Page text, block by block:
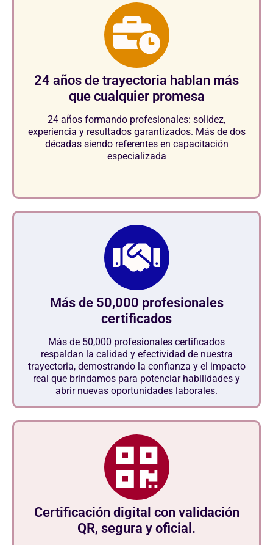
24 años de trayectoria hablan más
que cualquier promesa
24 años formando profesionales: solidez,
experiencia y resultados garantizados. Más de dos
décadas siendo referentes en capacitación
especializada
Más de 50,000 profesionales
certificados
Más de 50,000 profesionales certificados
respaldan la calidad y efectividad de nuestra
trayectoria, demostrando la confianza y el impacto
real que brindamos para potenciar habilidades y
abrir nuevas oportunidades laborales.
Certificación digital con validación
QR, segura y oficial.